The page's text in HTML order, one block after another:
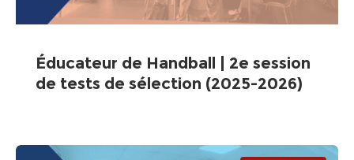
Éducateur de Handball | 2e session
de tests de sélection (2025-2026)